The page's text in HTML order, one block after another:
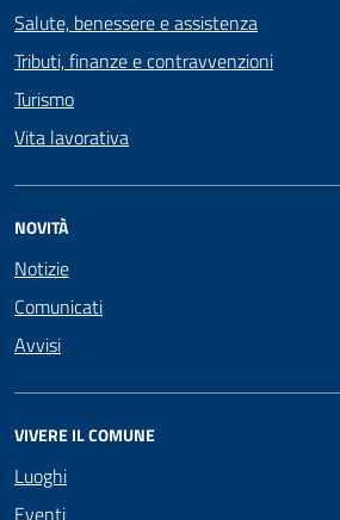
Salute, benessere e assistenza
Tributi, finanze e contravvenzioni
Turismo
Vita lavorativa
NOVITÀ
Notizie
Comunicati
Avvisi
VIVERE IL COMUNE
Luoghi
Eventi